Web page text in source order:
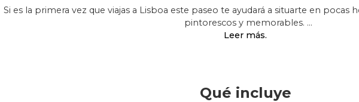
Si es la primera vez que viajas a Lisboa este paseo te ayudará a situarte en pocas
pintorescos y memorables.
Recorreremos los lugares de interés más relevantes del centro histórico de la
Qué incluye